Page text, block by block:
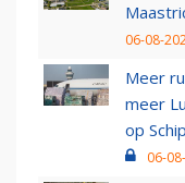
06-08-
Meer
meer
op
06-